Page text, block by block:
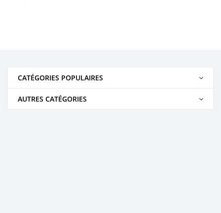
CATÉGORIES POPULAIRES
AUTRES CATÉGORIES